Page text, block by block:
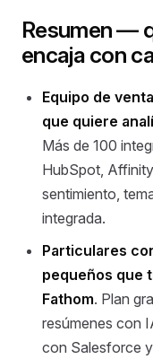
Resumen —
encaja con
Equipo de
que quiere
Más de 100
HubSpot,
sentimiento,
integrada.
Particulares
pequeños que
Fathom. Plan
resúmenes con
con Salesforce